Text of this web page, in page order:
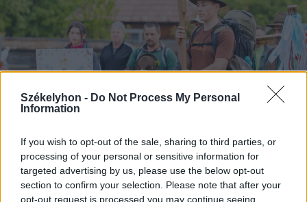
Székelyhon - Do Not Process My Personal
Information
If you wish to opt-out of the sale, sharing to third parties, or
processing of your personal or sensitive information for
targeted advertising by us, please use the below opt-out
section to confirm your selection. Please note that after your
opt-out request is processed you may continue seeing
2024. május 19., vasárnap
A zarándokoknak erőt adott a hit